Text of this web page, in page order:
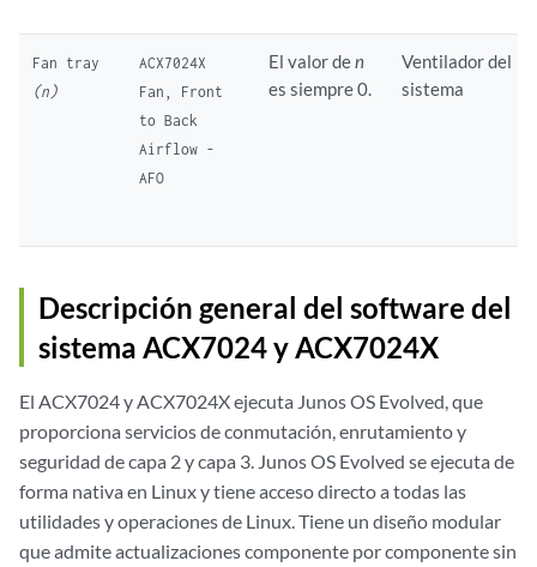
Fan tray
(n)
ACX7024X
Fan, Front
to Back
Airflow -
AFO
El valor den
es siempre 0.
Ventilador del
sistema
Descripción general del software del
sistema ACX7024y ACX7024X
El ACX7024y ACX7024Xejecuta Junos OS Evolved, que
proporciona servicios de conmutación, enrutamiento y
seguridad de capa 2 y capa 3. Junos OS Evolved se ejecuta de
forma nativa en Linux y tiene acceso directo a todas las
utilidades y operaciones de Linux. Tiene un diseño modular
que admite actualizaciones componente por componente sin